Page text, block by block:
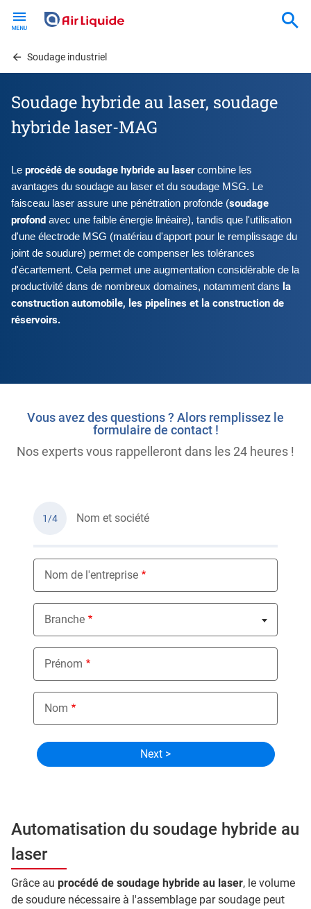
contentSoudage industriel
Soudage hybride au laser, soudage
hybride laser-MAG
Le procédé de soudage hybride au laser combine les
avantages du soudage au laser et du soudage MSG. Le
faisceau laser assure une pénétration profonde (soudage
profond avec une faible énergie linéaire), tandis que l'utilisation
d'une électrode MSG (matériau d'apport pour le remplissage du
joint de soudure) permet de compenser les tolérances
d'écartement. Cela permet une augmentation considérable de la
productivité dans de nombreux domaines, notamment dans la
construction automobile, les pipelines et la construction de
réservoirs.
Automatisation du soudage hybride au
laser
Grâce au procédé de soudage hybride au laser, le volume
de soudure nécessaire à l'assemblage par soudage peut
Vous avez des questions ? Alors remplissez le
formulaire de contact !
Nos experts vous rappelleront dans les 24 heures !
1/4 Nom et société
Nom de l'entreprise
Branche
Nothing selected
Prénom
Nom